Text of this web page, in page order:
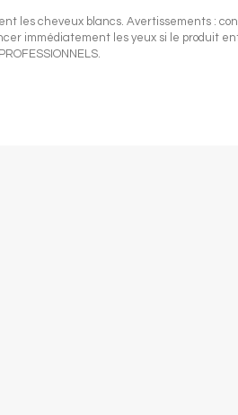
les cheveux blancs. Avertissements :
immédiatement les yeux si le produit